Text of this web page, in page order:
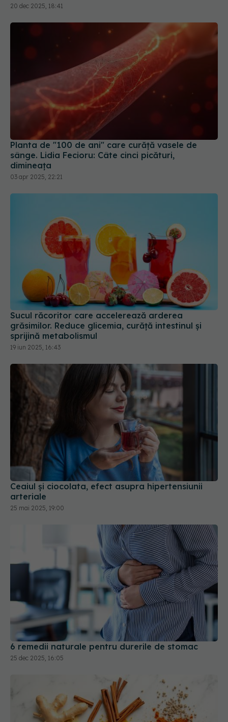
Planta de "100 de ani" care curăţă vasele de
sânge. Lidia Fecioru: Câte cinci picături,
dimineaţa
03 apr 2025, 22:21
Sucul răcoritor care accelerează arderea
grăsimilor. Reduce glicemia, curăță intestinul și
sprijină metabolismul
19 iun 2025, 16:43
Ceaiul și ciocolata, efect asupra hipertensiunii
arteriale
25 mai 2025, 19:00
6 remedii naturale pentru durerile de stomac
25 dec 2025, 16:05